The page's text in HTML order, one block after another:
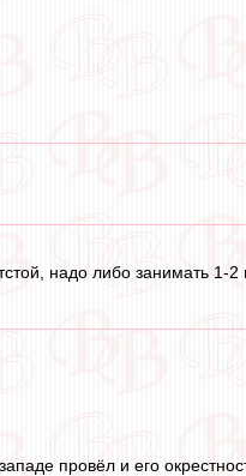
надо либо занимать 1-2
провёл и его